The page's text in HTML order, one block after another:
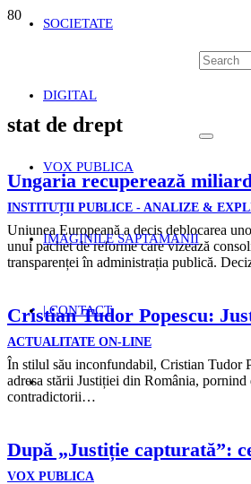
SOCIETATE
DIGITAL
VOX PUBLICA
IMAGINILE SAPTAMANII
| CONTACT
stat de drept
Ungaria recuperează
INSTITUȚII PUBLICE - ANALIZE &
Uniunea Europeană a decis deblocarea
unui pachet de reforme care vizează
transparenței în administrația publică.
Cristian Tudor Popescu:
ACTUALITATE ON-LINE
În stilul său inconfundabil, Cristian Tudor
adresa stării Justiției din România,
contradictorii…
După „Justiție capturată”:
VOX PUBLICA